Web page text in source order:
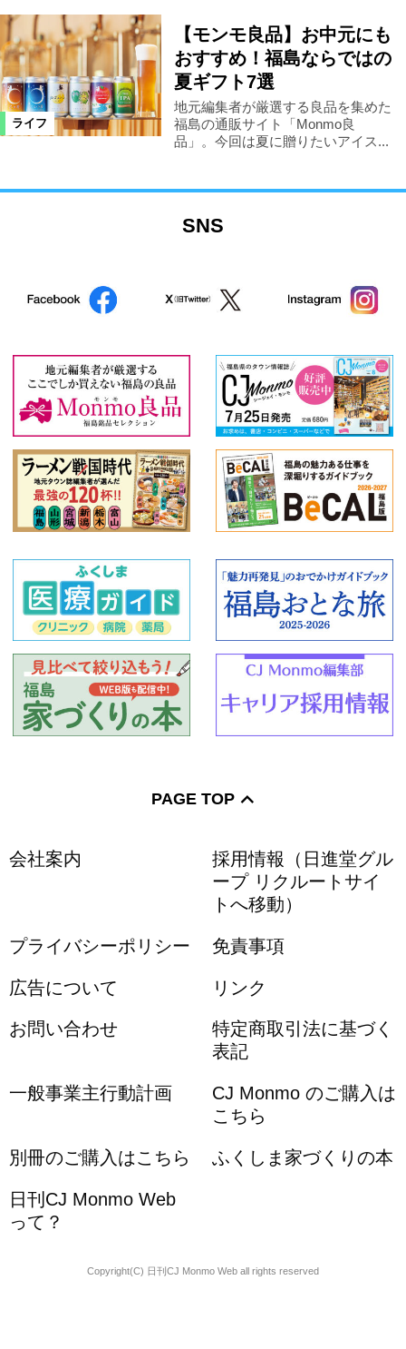
ライフ
【モンモ良品】お中元にも
おすすめ！福島ならではの
夏ギフト7選
地元編集者が厳選する良品を集めた
福島の通販サイト「Monmo良
品」。今回は夏に贈りたいアイス...
SNS
PAGE TOP
会社案内
採用情報（日進堂グル
ープ リクルートサイ
トへ移動）
プライバシーポリシー 免責事項
広告について リンク
お問い合わせ
特定商取引法に基づく
表記
一般事業主行動計画
CJ Monmo のご購入は
こちら
別冊のご購入はこちら ふくしま家づくりの本
日刊CJ Monmo Web
って？
Copyright(C) 日刊CJ Monmo Web all rights reserved